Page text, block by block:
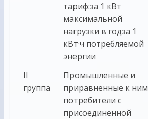
тариф:за 1 кВт
максимальной
нагрузки в годза 1
кВт·ч потребляемой
энергии
II
группа
Промышленные и
приравненные к ним
потребители с
присоединенной